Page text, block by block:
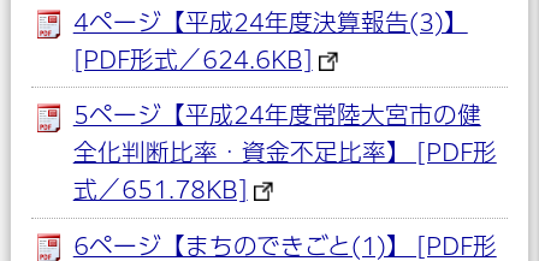
4ページ【平成24年度決算報告(3)】
[PDF形式／624.6KB]
5ページ【平成24年度常陸大宮市の健
全化判断比率・資金不足比率】 [PDF形
式／651.78KB]
6ページ【まちのできごと(1)】 [PDF形